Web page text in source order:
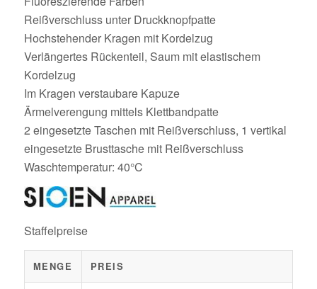
Reißverschluss unter Druckknopfpatte
Hochstehender Kragen mit Kordelzug
Verlängertes Rückenteil, Saum mit elastischem
Kordelzug
Im Kragen verstaubare Kapuze
Ärmelverengung mittels Klettbandpatte
2 eingesetzte Taschen mit Reißverschluss, 1 vertikal
eingesetzte Brusttasche mit Reißverschluss
Waschtemperatur: 40°C
Staffelpreise
MENGE PREIS